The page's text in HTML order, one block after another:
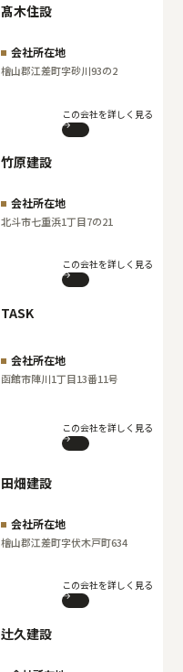
髙木住設
会社所在地
檜山郡江差町字砂川93の2
この会社を詳しく見る
竹原建設
会社所在地
北斗市七重浜1丁目7の21
この会社を詳しく見る
TASK
会社所在地
函館市陣川1丁目13番11号
この会社を詳しく見る
田畑建設
会社所在地
檜山郡江差町字伏木戸町634
この会社を詳しく見る
辻久建設